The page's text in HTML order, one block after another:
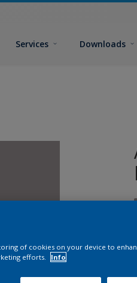
Services Downloads
of cookies on your device to
efforts.
Info